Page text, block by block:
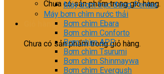
Chưa có sản phẩm trong giỏ hàng.
Giỏ hàng
Chưa có sản phẩm trong giỏ hàng.
Máy bơm trục đứng Pentax
Máy bơm chìm nước thải
Bơm chìm Ebara
Bơm chìm Conforto
Bơm chìm APP
Bơm chìm Tsurumi
Bơm chìm Shinmaywa
Bơm chìm Evergush